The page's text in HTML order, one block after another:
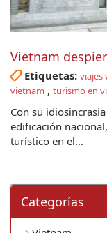
Vietnam
Etiquetas: viajes
vietnam , turismo en
Con su
edificación
turístico en el...
Categorí­as